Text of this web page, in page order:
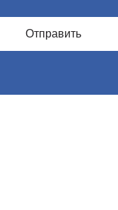
Отправить